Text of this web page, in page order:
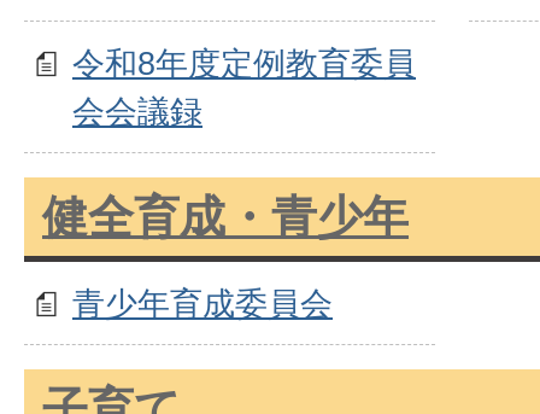
令和8年度定例教育委員
会会議録
健全育成・青少年
青少年育成委員会